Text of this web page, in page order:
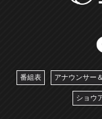
番組表 アナウンサー
ショウ